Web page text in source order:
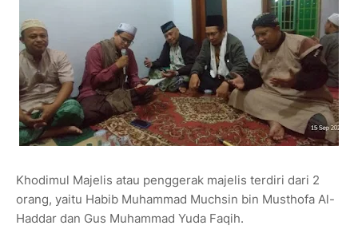
Khodimul Majelis atau penggerak majelis terdiri dari 2
orang, yaitu Habib Muhammad Muchsin bin Musthofa Al-
Haddar dan Gus Muhammad Yuda Faqih.